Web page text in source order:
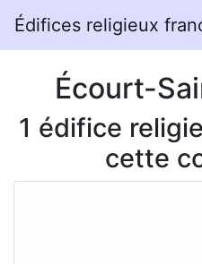
Édifices religieux
Écourt-
1 édifice
cette